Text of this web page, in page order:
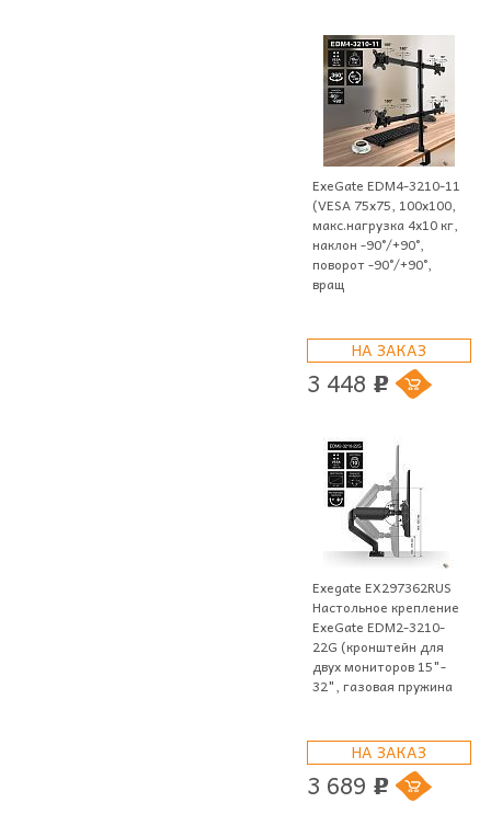
ExeGate EDM4-3210-11
(VESA 75x75, 100x100,
макс.нагрузка 4х10 кг,
наклон -90°/+90°,
поворот -90°/+90°,
вращ
НА ЗАКАЗ
3 448 p
Exegate EX297362RUS
Настольное крепление
ExeGate EDM2-3210-
22G (кронштейн для
двух мониторов 15"-
32", газовая пружина
НА ЗАКАЗ
3 689 p